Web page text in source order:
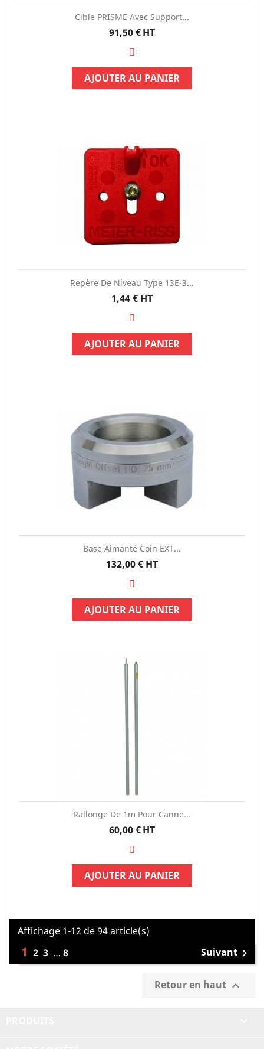
Cible PRISME Avec Support...
Prix
91,50 €HT
AJOUTER AU PANIER
Repère De Niveau Type 13E-3...
Prix
1,44 € HT
AJOUTER AU PANIER
Base Aimanté Coin EXT...
Prix
132,00 € HT
AJOUTER AU PANIER
Rallonge De 1m Pour Canne...
Prix
60,00 €HT
AJOUTER AU PANIER
Affichage 1-12 de 94 article(s)
1 2 3 … 8 Suivant 
Retour en haut 